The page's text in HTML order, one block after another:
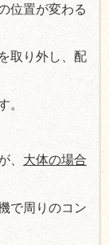
位置が変わる
取り外し、配
。
、 大体の場合
で周りのコン